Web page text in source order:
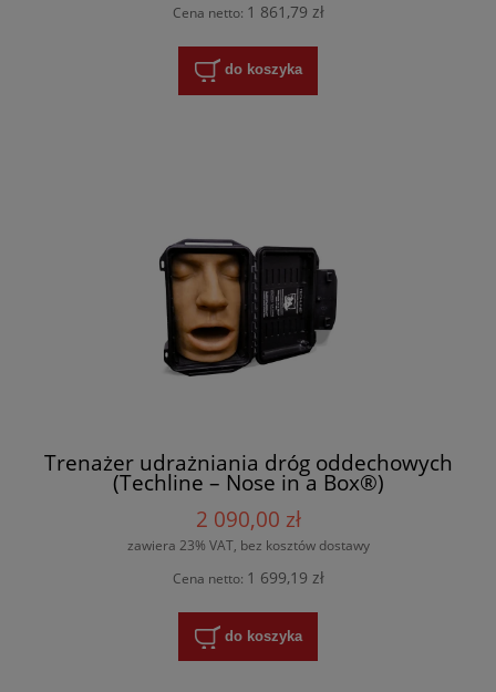
Cena netto: 1 861,79 zł
do koszyka
Trenażer udrażniania dróg oddechowych
(Techline – Nose in a Box®)
2 090,00 zł
zawiera 23% VAT, bez kosztów dostawy
Cena netto: 1 699,19 zł
do koszyka